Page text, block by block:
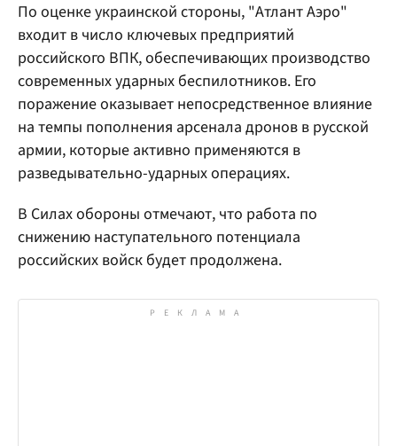
По оценке украинской стороны, "Атлант Аэро"
входит в число ключевых предприятий
российского ВПК, обеспечивающих производство
современных ударных беспилотников. Его
поражение оказывает непосредственное влияние
на темпы пополнения арсенала дронов в русской
армии, которые активно применяются в
разведывательно-ударных операциях.
В Силах обороны отмечают, что работа по
снижению наступательного потенциала
российских войск будет продолжена.